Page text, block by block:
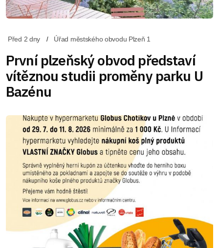
Před 2 dny Úřad městského obvodu Plzeň 1
První plzeňský obvod představí
vítěznou studii proměny parku U
Bazénu